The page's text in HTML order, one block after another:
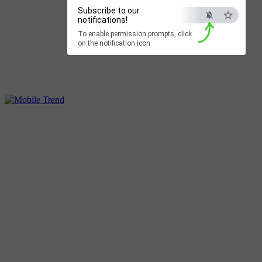
Subscribe to our
notifications!
To enable permission prompts, click
on the notification icon